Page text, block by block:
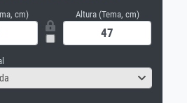
cm) Altura (Tema, cm)